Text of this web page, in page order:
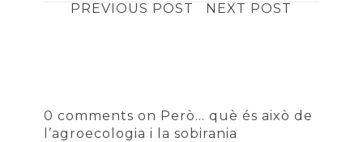
PREVIOUS POST NEXT POST
0 comments on Però… què és això de
l’agroecologia i la sobirania